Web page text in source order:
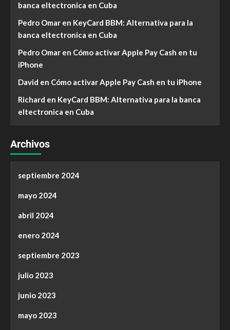
banca eltectronica en Cuba
Pedro Omar en KeyCard BBM: Alternativa para la
banca eltectronica en Cuba
Pedro Omar en Cómo activar Apple Pay Cash en tu
iPhone
David en Cómo activar Apple Pay Cash en tu iPhone
Richard en KeyCard BBM: Alternativa para la banca
eltectronica en Cuba
Archivos
septiembre 2024
mayo 2024
abril 2024
enero 2024
septiembre 2023
julio 2023
junio 2023
mayo 2023